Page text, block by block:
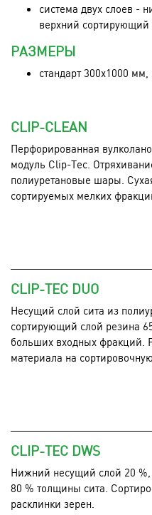
система двух слоев -
верхний сортирующий
РАЗМЕРЫ
стандарт 300x1000
CLIP-CLEAN
Перфорированная
модуль Clip-Tec.
полиуретановые шары.
сортируемых мелких
CLIP-TEC DUO
Несущий слой сита из
сортирующий слой резина
больших входных фракций.
материала на
CLIP-TEC DWS
Нижний несущий слой 20
80 % толщины сита.
расклинки зерен.